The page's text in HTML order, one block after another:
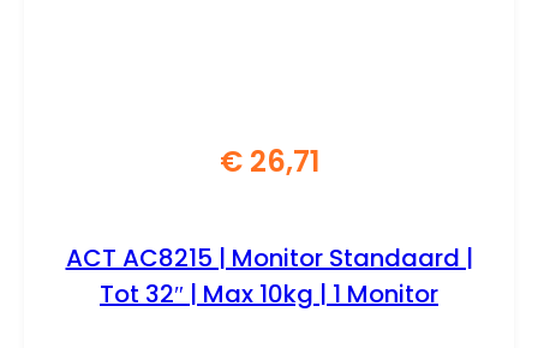
€26,71
ACT AC8215 | Monitor Standaard |
Tot 32″ | Max 10kg | 1 Monitor